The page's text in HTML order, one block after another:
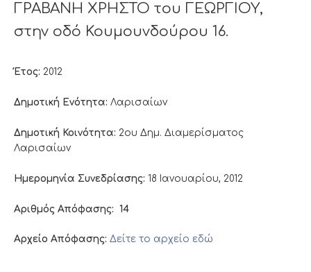
ΓΡΑΒΑΝΗ ΧΡΗΣΤΟ του ΓΕΩΡΓΙΟΥ,
στην οδό Κουμουνδούρου 16.
Έτος: 2012
Δημοτική Ενότητα: Λαρισαίων
Δημοτική Κοινότητα: 2ου Δημ. Διαμερίσματος
Λαρισαίων
Ημερομηνία Συνεδρίασης: 18 Ιανουαρίου, 2012
Αριθμός Απόφασης: 14
Αρχείο Απόφασης: Δείτε το αρχείο εδώ